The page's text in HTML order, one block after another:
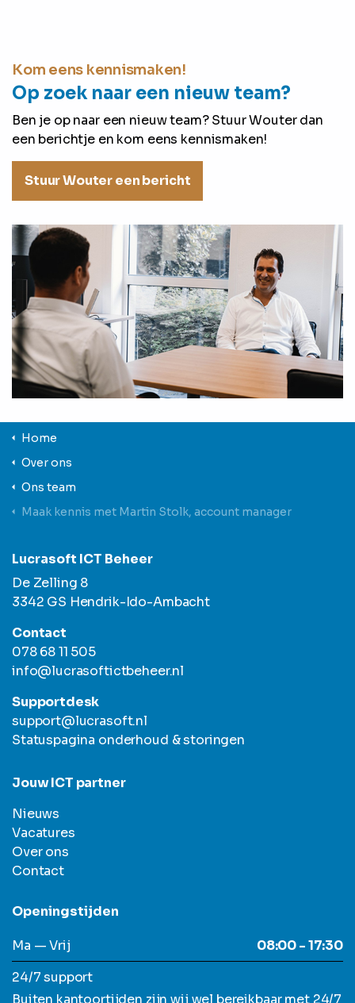
Kom eens kennismaken!
Op zoek naar een nieuw team?
Ben je op naar een nieuw team? Stuur Wouter dan
een berichtje en kom eens kennismaken!
Stuur Wouter een bericht
Home
Over ons
Ons team
Maak kennis met Martin Stolk, account manager
Lucrasoft ICT Beheer
De Zelling 8
3342 GS Hendrik-Ido-Ambacht
Contact
078 68 11 505
info@lucrasoftictbeheer.nl
Supportdesk
support@lucrasoft.nl
Statuspagina onderhoud & storingen
Jouw ICT partner
Nieuws
Vacatures
Over ons
Contact
Openingstijden
Ma — Vrij
08:00 - 17:30
24/7 support